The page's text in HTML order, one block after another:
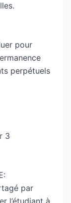
pour
perpétuels
3
par
l’étudiant à